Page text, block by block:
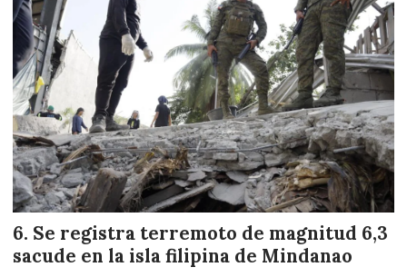
Se registra terremoto de magnitud 6,3
sacude en la isla filipina de Mindanao